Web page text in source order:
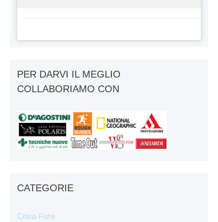
PER DARVI IL MEGLIO
COLLABORIAMO CON
CATEGORIE
Cosa Fare